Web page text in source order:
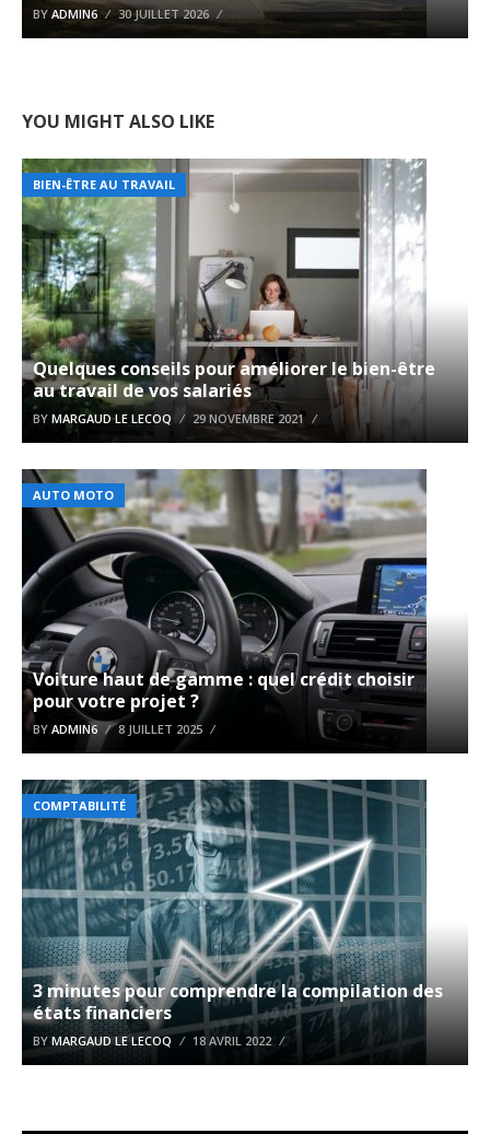
BY ADMIN6 30 JUILLET 2026
YOU MIGHT ALSO LIKE
BIEN-ÊTRE AU TRAVAIL
Quelques conseils pour améliorer le bien-être
au travail de vos salariés
BY MARGAUD LE LECOQ 29 NOVEMBRE 2021
AUTO MOTO
Voiture haut de gamme : quel crédit choisir
pour votre projet ?
BY ADMIN6 8 JUILLET 2025
COMPTABILITÉ
3 minutes pour comprendre la compilation des
états financiers
BY MARGAUD LE LECOQ 18 AVRIL 2022